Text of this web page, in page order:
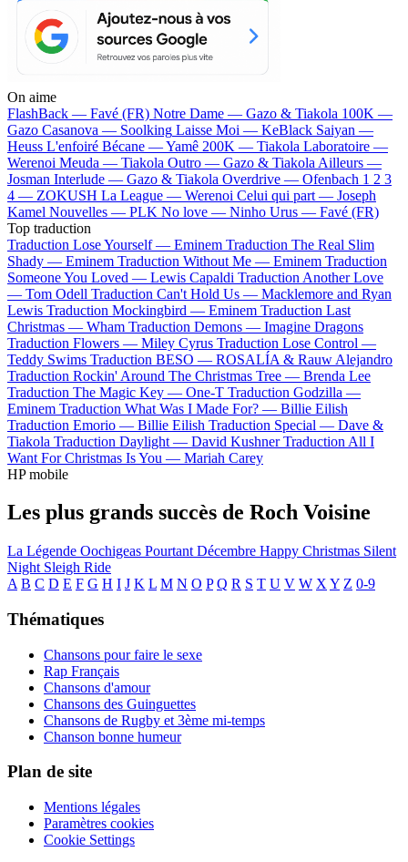
On aime
FlashBack — Favé (FR) Notre Dame — Gazo & Tiakola 100K —
Gazo Casanova — Soolking Laisse Moi — KeBlack Saiyan —
Heuss L'enfoiré Bécane —Yamê 200K — Tiakola Laboratoire —
Werenoi Meuda — Tiakola Outro — Gazo & Tiakola Ailleurs —
Josman Interlude — Gazo & Tiakola Overdrive — Ofenbach 1 2 3
4 — ZOKUSH La League — Werenoi Celui qui part — Joseph
Kamel Nouvelles — PLK No love — Ninho Urus — Favé (FR)
Top traduction
Traduction Lose Yourself — Eminem Traduction The Real Slim
Shady — Eminem Traduction Without Me — Eminem Traduction
Someone You Loved — Lewis Capaldi Traduction Another Love
— Tom Odell Traduction Can't Hold Us — Macklemore and Ryan
Lewis Traduction Mockingbird — Eminem Traduction Last
Christmas — Wham Traduction Demons — Imagine Dragons
Traduction Flowers — Miley Cyrus Traduction Lose Control —
Teddy Swims Traduction BESO — ROSALÍA & Rauw Alejandro
Traduction Rockin' Around The Christmas Tree — Brenda Lee
Traduction The Magic Key — One-T Traduction Godzilla —
Eminem Traduction What Was I Made For? — Billie Eilish
Traduction Emorio — Billie Eilish Traduction Special — Dave &
Tiakola Traduction Daylight — David Kushner Traduction All I
Want For Christmas Is You — Mariah Carey
HP mobile
Les plus grands succès de Roch Voisine
La Légende Oochigeas Pourtant Décembre Happy Christmas Silent
Night Sleigh Ride
A B C D E F G H I J K L M N O P Q R S T U V W X Y Z 0-9
Thématiques
Chansons pour faire le sexe
Rap Français
Chansons d'amour
Chansons des Guinguettes
Chansons de Rugby et 3ème mi-temps
Chanson bonne humeur
Plan de site
Mentions légales
Paramètres cookies
Cookie Settings